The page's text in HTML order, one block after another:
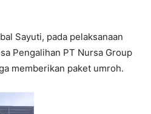
Sayuti, pada pelaksanaan
Pengalihan PT Nursa Group
memberikan paket umroh.